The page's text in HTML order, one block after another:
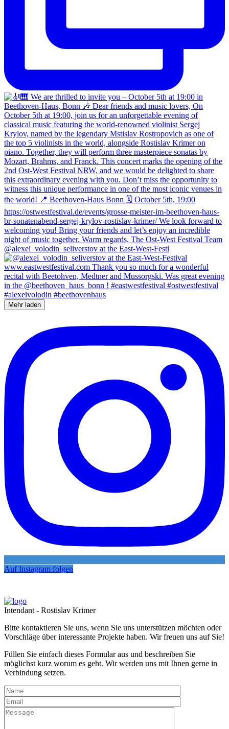
@alexei_volodin_seliverstov at the East-West-Festi
Mehr laden
Auf Instagram folgen
Intendant - Rostislav Krimer
Bitte kontaktieren Sie uns, wenn Sie uns unterstützen möchten oder
Vorschläge über interessante Projekte haben. Wir freuen uns auf Sie!
Füllen Sie einfach dieses Formular aus und beschreiben Sie
möglichst kurz worum es geht. Wir werden uns mit Ihnen gerne in
Verbindung setzen.